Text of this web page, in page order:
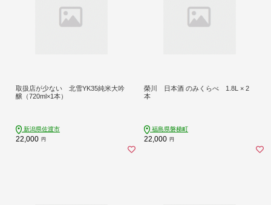
取扱店が少ない 北雪YK35純米大吟
醸（720ml×1本）
新潟県佐渡市
22,000 円
榮川 日本酒 のみくらべ 1.8L × 2
本
福島県磐梯町
22,000 円